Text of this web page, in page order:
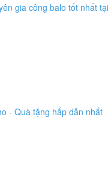
gia công balo tốt nhất
- Quà tặng hấp dẫn nhất